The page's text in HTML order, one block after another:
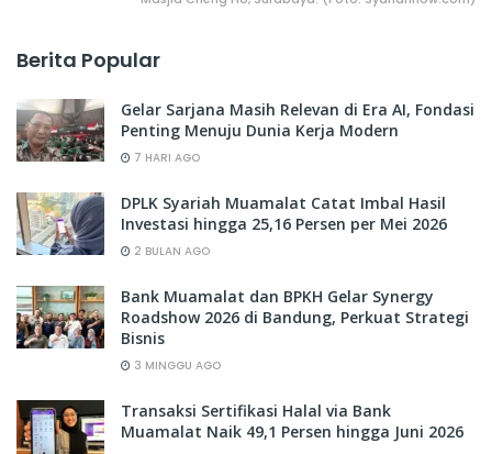
Berita Popular
Gelar Sarjana Masih Relevan di Era AI, Fondasi
Penting Menuju Dunia Kerja Modern
7 HARI AGO
DPLK Syariah Muamalat Catat Imbal Hasil
Investasi hingga 25,16 Persen per Mei 2026
2 BULAN AGO
Bank Muamalat dan BPKH Gelar Synergy
Roadshow 2026 di Bandung, Perkuat Strategi
Bisnis
3 MINGGU AGO
Transaksi Sertifikasi Halal via Bank
Muamalat Naik 49,1 Persen hingga Juni 2026